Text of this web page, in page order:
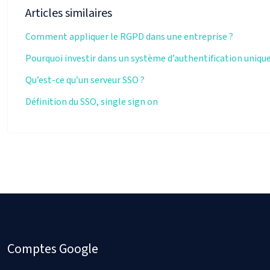
Articles similaires
Comment appliquer le RGPD dans une entreprise ?
Pourquoi investir dans un système d’authentification
Qu’est-ce qu’un serveur SSO ?
Définition du SSO, single sign on
Comptes Google